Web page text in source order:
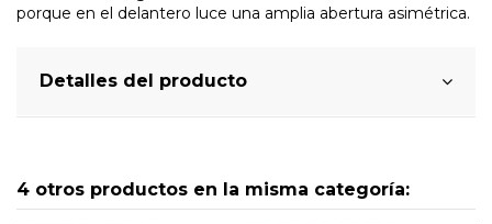
porque en el delantero luce una amplia abertura asimétrica.
Detalles del producto
4 otros productos en la misma categoría: